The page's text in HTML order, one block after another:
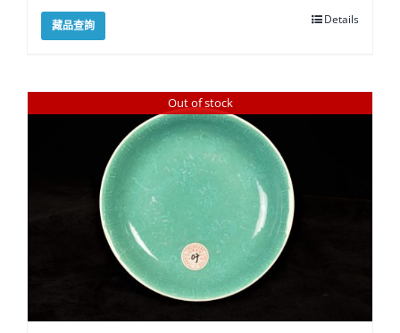
藏品查詢 Details
Out of stock